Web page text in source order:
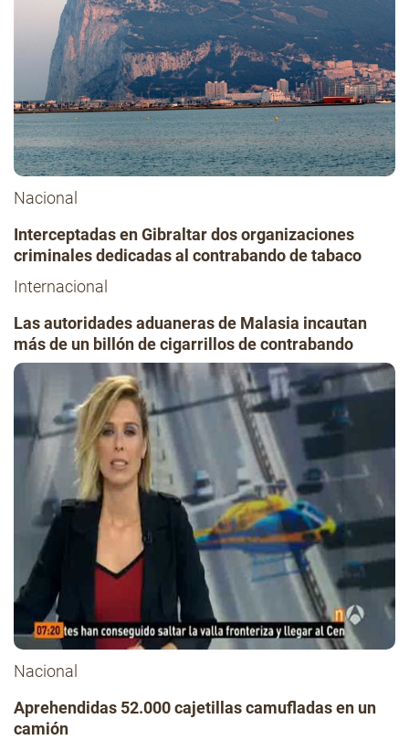
Nacional
Interceptadas en Gibraltar dos organizaciones
criminales dedicadas al contrabando de tabaco
Internacional
Las autoridades aduaneras de Malasia incautan
más de un billón de cigarrillos de contrabando
Nacional
Aprehendidas 52.000 cajetillas camufladas en un
camión